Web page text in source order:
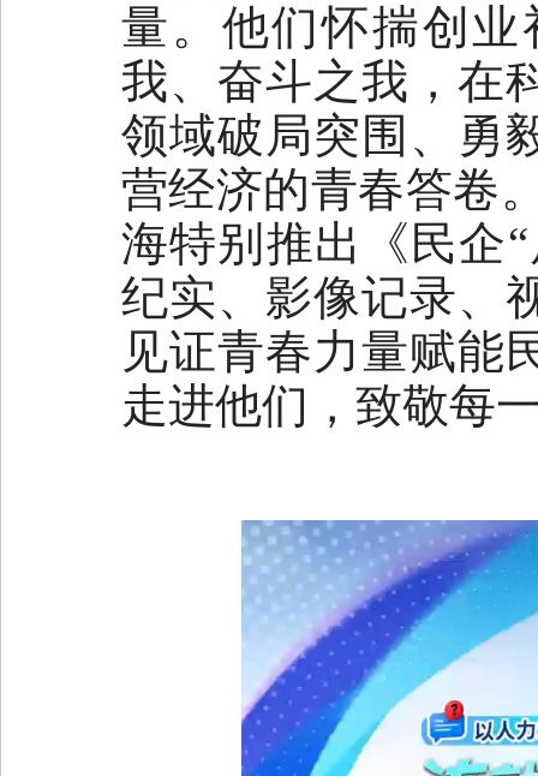
量。他们怀揣创
我、奋斗之我，在
领域破局突围、勇
营经济的青春答卷
海特别推出《民企
纪实、影像记录、
见证青春力量赋能
走进他们，致敬每